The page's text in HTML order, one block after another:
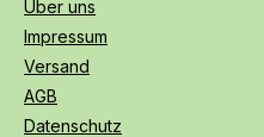
Über uns
Impressum
Versand
AGB
Datenschutz